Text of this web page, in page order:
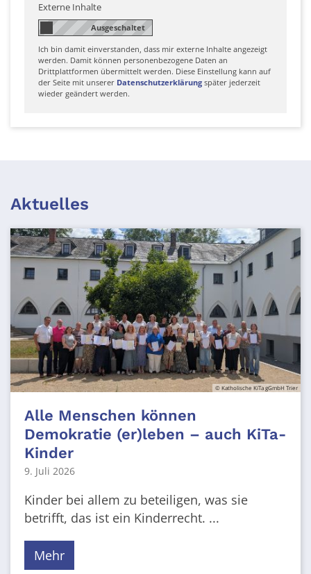
Externe Inhalte
Ich bin damit einverstanden, dass mir externe Inhalte angezeigt
werden. Damit können personenbezogene Daten an
Drittplattformen übermittelt werden. Diese Einstellung kann auf
der Seite mit unserer Datenschutzerklärung später jederzeit
wieder geändert werden.
Aktuelles
© Katholische KiTa gGmbH Trier
Alle Menschen können
Demokratie (er)leben – auch KiTa-
Kinder
9. Juli 2026
Kinder bei allem zu beteiligen, was sie
betrifft, das ist ein Kinderrecht. ...
Mehr